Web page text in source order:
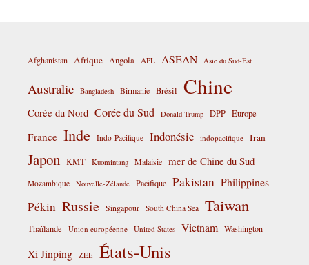
Afghanistan Afrique Angola APL ASEAN Asie du Sud-Est
Australie Bangladesh Birmanie Brésil Chine
Corée du Nord Corée du Sud Donald Trump DPP Europe
France Inde Indo-Pacifique Indonésie indopacifique Iran
Japon KMT Kuomintang Malaisie mer de Chine du Sud
Mozambique Nouvelle-Zélande Pacifique Pakistan Philippines
Pékin Russie Singapour South China Sea Taiwan
Thaïlande Union européenne United States Vietnam Washington
Xi Jinping ZEE États-Unis